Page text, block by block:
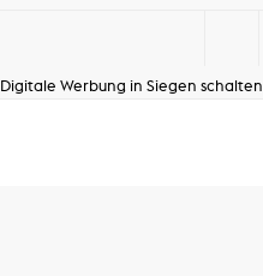
Digitale Werbung in Siegen schalten